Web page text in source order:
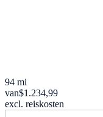
94 mi
van$1.234,99
excl. reiskosten